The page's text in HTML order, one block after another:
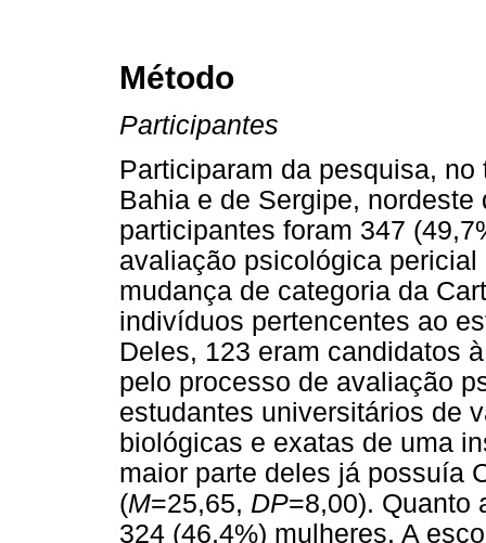
Método
Participantes
Participaram da pesquisa,
Bahia e de Sergipe,
participantes foram 347
avaliação psicológica
mudança de categoria da
indivíduos pertencentes ao
Deles, 123 eram candidatos
pelo processo de avaliação
estudantes universitários de
biológicas e exatas de uma
maior parte deles já possuía
(M=25,65, DP=8,00). Quanto
324 (46,4%) mulheres. A